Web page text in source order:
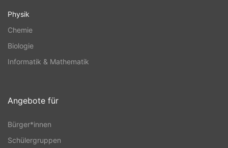
Physik
Chemie
Biologie
Informatik & Mathematik
Angebote für
Bürger*innen
Schülergruppen